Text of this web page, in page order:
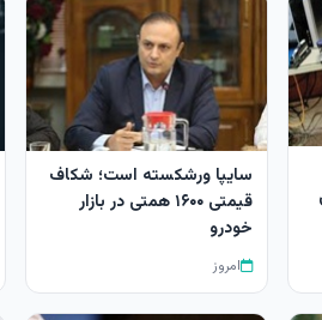
سایپا ورشکسته است؛ شکاف
قیمتی ۱۶۰۰ همتی در بازار
خودرو
امروز